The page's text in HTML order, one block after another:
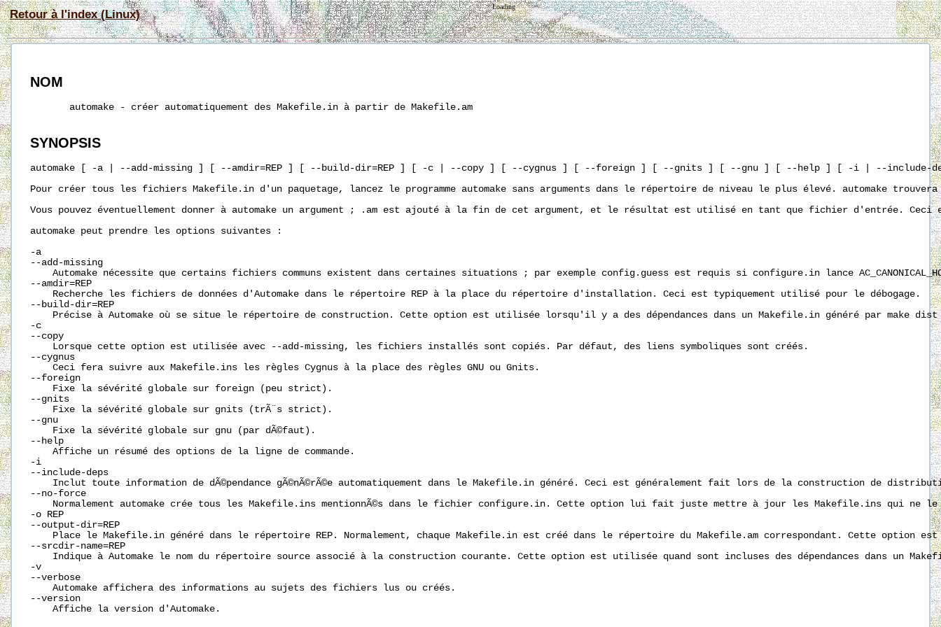
Retour à l'index (Linux)
Loading
NOM
       automake - créer automatiquement des Makefile.in à partir de Makefile.am
SYNOPSIS
automake [ -a | --add-missing ] [ --amdir=REP ] [ --build-dir=REP ] [ -c | --copy ] [ --cygnus ] [ --foreign ] [ --gnits ] [ --gnu ] [ --help ] [ -i | --include-
Pour créer tous les fichiers Makefile.in d'un paquetage, lancez le programme automake sans arguments dans le répertoire de niveau le plus élevé. automake
Vous pouvez éventuellement donner à automake un argument ; .am est ajouté à la fin de cet argument, et le résultat est utilisé en tant que fichier d'entrée.
automake peut prendre les options suivantes :
-a
--add-missing
Automake nécessite que certains fichiers communs existent dans certaines situations ; par exemple config.guess est requis si configure.in lance
--amdir=REP
    Recherche les fichiers de données d'Automake dans le répertoire REP à la place du répertoire d'installation. Ceci est typiquement utilisé pour le débogage.
--build-dir=REP
Précise à Automake où se situe le répertoire de construction. Cette option est utilisée lorsqu'il y a des dépendances dans un Makefile.in généré par make
-c
--copy
    Lorsque cette option est utilisée avec --add-missing, les fichiers installés sont copiés. Par défaut, des liens symboliques sont créés.
--cygnus
    Ceci fera suivre aux Makefile.ins les règles Cygnus à la place des règles GNU ou Gnits.
--foreign
    Fixe la sévérité globale sur foreign (peu strict).
--gnits
    Fixe la sévérité globale sur gnits (trÃ¨s strict).
--gnu
    Fixe la sévérité globale sur gnu (par dÃ©faut).
--help
    Affiche un résumé des options de la ligne de commande.
-i
--include-deps
Inclut toute information de dÃ©pendance gÃ©nÃ©rÃ©e automatiquement dans le Makefile.in généré. Ceci est généralement fait lors de la construction de
--no-force
Normalement automake crée tous les Makefile.ins mentionnÃ©s dans le fichier configure.in. Cette option lui fait juste mettre à jour les Makefile.ins qui ne
-o REP
--output-dir=REP
Place le Makefile.in généré dans le répertoire REP. Normalement, chaque Makefile.in est créé dans le répertoire du Makefile.am correspondant. Cette option
--srcdir-name=REP
Indique à Automake le nom du répertoire source associé à la construction courante. Cette option est utilisée quand sont incluses des dépendances dans un
-v
--verbose
    Automake affichera des informations au sujets des fichiers lus ou créés.
--version
    Affiche la version d'Automake.